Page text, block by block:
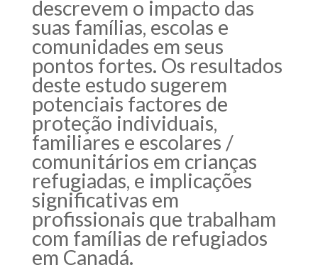
descrevem o impacto das
suas famílias, escolas e
comunidades em seus
pontos fortes. Os resultados
deste estudo sugerem
potenciais factores de
proteção individuais,
familiares e escolares /
comunitários em crianças
refugiadas, e implicações
significativas em
profissionais que trabalham
com famílias de refugiados
em Canadá.